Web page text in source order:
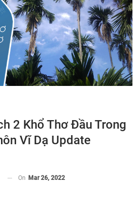
2 Khổ Thơ Đầu Trong
Vĩ Dạ Update
On Mar 26, 2022